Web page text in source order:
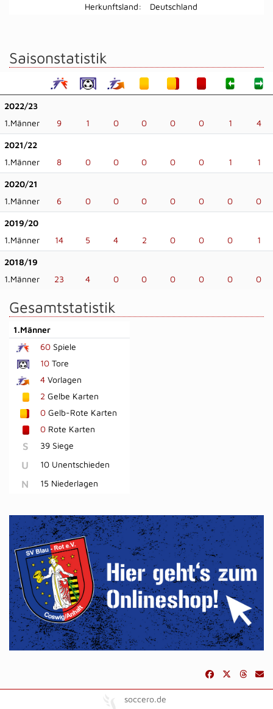
Herkunftsland:
Deutschland
Saisonstatistik
2022/23
1.Männer
9 1 0 0 0 0 1 4
2021/22
1.Männer
8 0 0 0 0 0 1 1
2020/21
1.Männer
6 0 0 0 0 0 0 0
2019/20
1.Männer
14 5 4 2 0 0 0 1
2018/19
1.Männer
23 4 0 0 0 0 0 0
Gesamtstatistik
1.Männer
60 Spiele
10 Tore
4 Vorlagen
2 Gelbe Karten
0 Gelb-Rote Karten
0 Rote Karten
S 39 Siege
U 10 Unentschieden
N 15 Niederlagen
soccero.de